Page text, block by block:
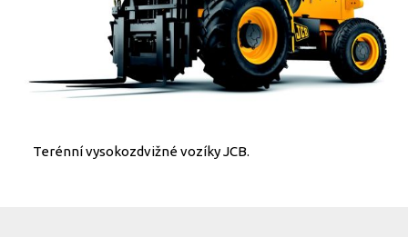
Terénní vysokozdvižné vozíky JCB.